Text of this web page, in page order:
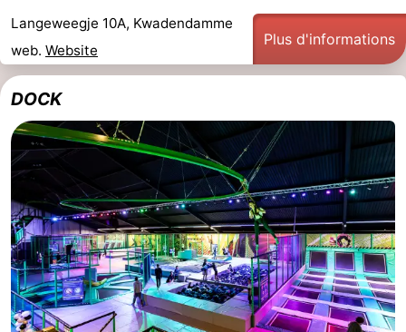
Schouwen
Nature
Oranjezon
-
Oostkapelle
-
Nature
de
Mantelingen
-
Domburg
-
Westkapelle
-
Nature
Walcherse
-
Dishoek
-
Langeweegje 10A, Kwadendamme
web. Website
Plus d'informations
DOCK